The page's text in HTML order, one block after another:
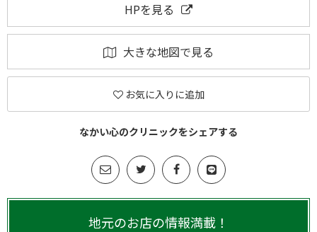
HPを見る
大きな地図で見る
お気に入りに追加
なかい心のクリニックをシェアする
地元のお店の情報満載！